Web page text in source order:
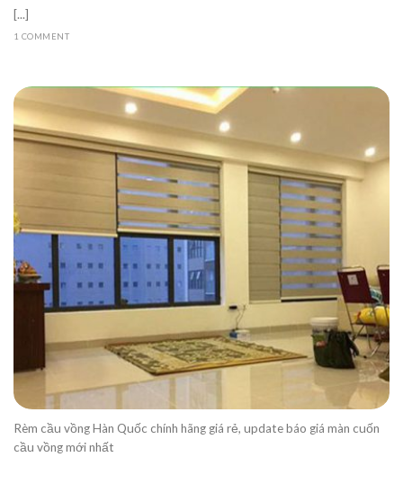
[...]
1 COMMENT
Rèm cầu vồng Hàn Quốc chính hãng giá rẻ, update báo giá màn cuốn
cầu vồng mới nhất